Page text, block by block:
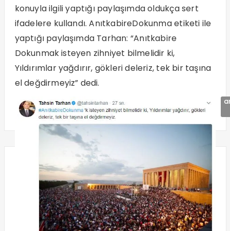
konuyla ilgili yaptığı paylaşımda oldukça sert
ifadelere kullandı. AnıtkabireDokunma etiketi ile
yaptığı paylaşımda Tarhan: “Anıtkabire
Dokunmak isteyen zihniyet bilmelidir ki,
Yıldırımlar yağdırır, gökleri deleriz, tek bir taşına
el değdirmeyiz” dedi.